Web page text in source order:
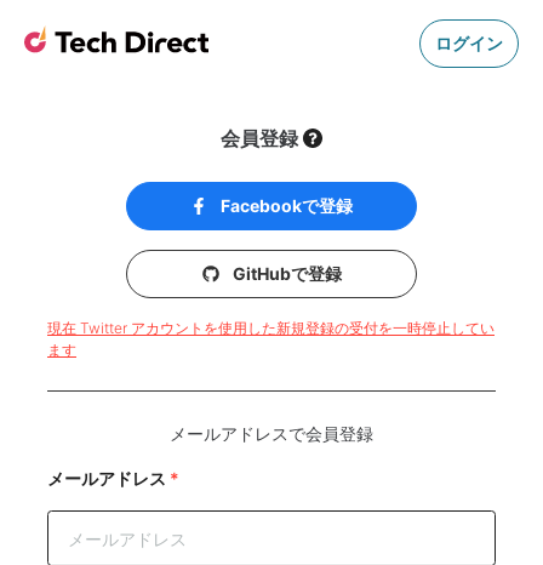
ログイン
会員登録
Facebookで登録
GitHubで登録
現在 Twitter アカウントを使用した新規登録の受付を一時停止してい
ます
メールアドレスで会員登録
メールアドレス *